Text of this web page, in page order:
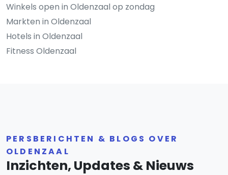
Winkels open in Oldenzaal op zondag
Markten in Oldenzaal
Hotels in Oldenzaal
Fitness Oldenzaal
PERSBERICHTEN & BLOGS OVER
OLDENZAAL
Inzichten, Updates & Nieuws